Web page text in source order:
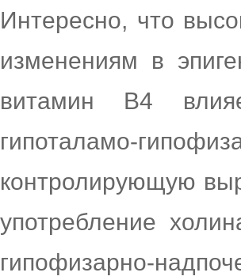
Интересно, что
изменениям в
витамин В4
гипоталамо-
контролирующую
употребление
гипофизарно-